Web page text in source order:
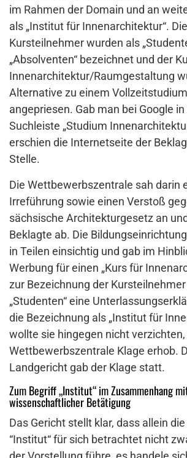
im Rahmen der Domain und an
als „Institut für Innenarchitektur“. Die
Kursteilnehmer wurden als
„Absolventen“ bezeichnet und der
Innenarchitektur/Raumgestaltung
Alternative zu einem Vollzeitstudium
angepriesen. Gab man bei Google in
Suchleiste „Studium
erschien die Internetseite der
Stelle.
Die Wettbewerbszentrale sah darin
Irreführung sowie einen Verstoß
sächsische Architekturgesetz an
Beklagte ab. Die
in Teilen einsichtig und gab im
Werbung für einen „Kurs für
zur Bezeichnung der
„Studenten“ eine
die Bezeichnung als „Institut für
wollte sie hingegen nicht
Wettbewerbszentrale Klage erhob.
Landgericht gab der Klage statt.
Zum Begriff „Institut“ im Zusammenhang
wissenschaftlicher Betätigung
Das Gericht stellt klar, dass allein
“Institut“ für sich betrachtet nicht